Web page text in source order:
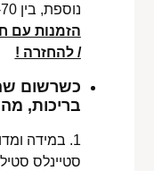
נוספת, בין 30-70 ₪. תלוי במקרה,
הזמנות עם
/ להחזרה !
כשרשום
בריכות, מה
1. במידה
סטיינלס